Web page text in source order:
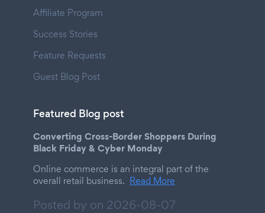
Affiliate Program
Success Stories
Feature Requests
Guest Blog Post
Featured Blog post
Converting Cross-Border Shoppers During
Black Friday & Cyber Monday
Online commerce is an integral part of the
overall retail business. Read More
Posted by on 2026-08-07